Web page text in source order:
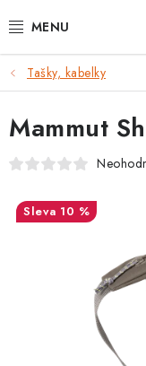
na
VÝPRODEJ %
BATOHY
TAŠKY, KABELKY
CESTOVNÍ
DOPLŇKY A
Tašky, kabelky
Mammut
10 %